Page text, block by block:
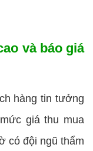
và báo giá
hàng tin tưởng
giá thu mua
có đội ngũ thẩm